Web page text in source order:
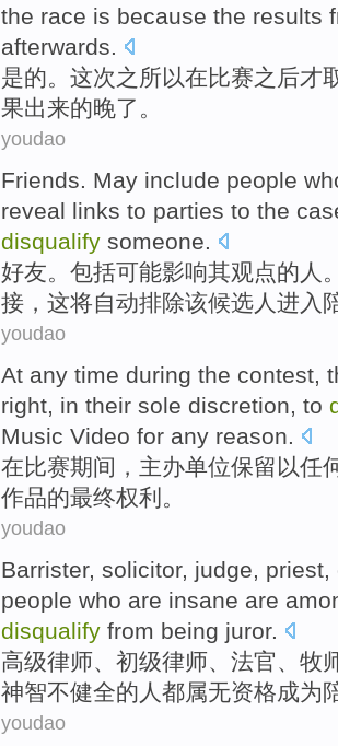
the race is because the results
afterwards.
是的。这次之所以在比赛之后才
果出来的晚了。
youdao
Friends. May include people
reveal links to parties to the
disqualify someone.
好友。 包括可能影响其观点的 人
接， 这将自动排除该候选人进入
youdao
At any time during the contest,
right, in their sole discretion, to
Music Video for any reason.
在比赛期间 ， 主办单位保留 以任
作品的最终权利 。
youdao
Barrister, solicitor, judge, priest,
people who are insane are
disqualify from being juror.
高级律师、初级律师、 法官、 牧
神智不健全的 人 都属无资格成为
youdao